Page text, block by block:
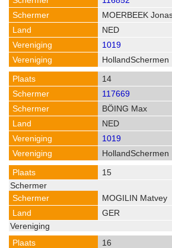
MOERBEEK
NED
1019
HollandSchermen
14
117669
BÖING Max
NED
1019
HollandSchermen
15
MOGILIN Matvey
GER
16